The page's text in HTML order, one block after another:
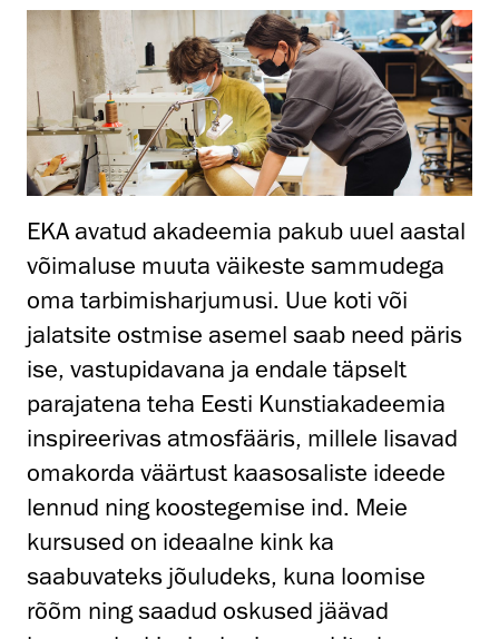
EKA avatud akadeemia pakub uuel aastal
võimaluse muuta väikeste sammudega
oma tarbimisharjumusi. Uue koti või
jalatsite ostmise asemel saab need päris
ise, vastupidavana ja endale täpselt
parajatena teha Eesti Kunstiakadeemia
inspireerivas atmosfääris, millele lisavad
omakorda väärtust kaasosaliste ideede
lennud ning koostegemise ind. Meie
kursused on ideaalne kink ka
saabuvateks jõuludeks, kuna loomise
rõõm ning saadud oskused jäävad